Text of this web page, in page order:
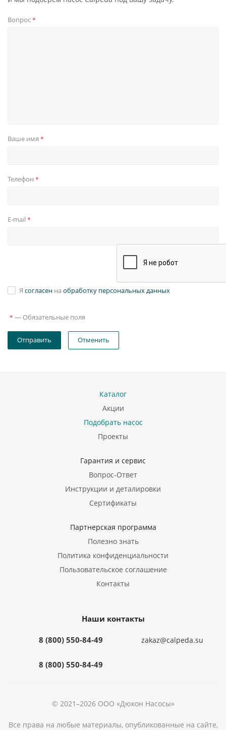
Вопрос*
Ваше имя *
Телефон *
E-mail *
Я согласен на обработку персональных данных
* — Обязательные поля
Отправить Отменить
Каталог
Акции
Подобрать насос
Проекты
Гарантия и сервис
Вопрос-Ответ
Инструкции и деталировки
Сертификаты
Партнерская программа
Полезно знать
Политика конфиденциальности
Пользовательское соглашение
Контакты
Наши контакты
8 (800) 550-84-49
8 (800) 550-84-49
zakaz@calpeda.su
© 2021–2026 ООО «Дюкон Насосы»
Все права на любые материалы, опубликованные на сайте,